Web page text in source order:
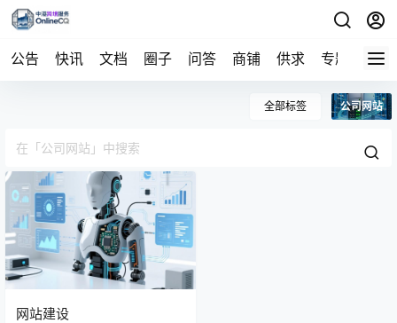
公告 快讯 文档 圈子 问答 商铺 供求 专题 导航
全部标签 公司网站
网站建设